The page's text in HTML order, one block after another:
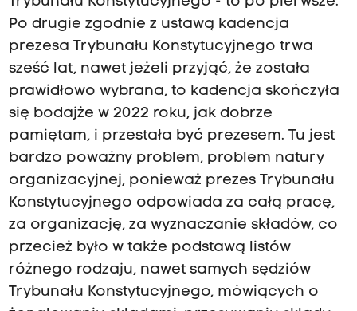
Po drugie zgodnie z ustawą kadencja
prezesa Trybunału Konstytucyjnego trwa
sześć lat, nawet jeżeli przyjąć, że została
prawidłowo wybrana, to kadencja skończyła
się bodajże w 2022 roku, jak dobrze
pamiętam, i przestała być prezesem. Tu jest
bardzo poważny problem, problem natury
organizacyjnej, ponieważ prezes Trybunału
Konstytucyjnego odpowiada za całą pracę,
za organizację, za wyznaczanie składów, co
przecież było w także podstawą listów
różnego rodzaju, nawet samych sędziów
Trybunału Konstytucyjnego, mówiących o